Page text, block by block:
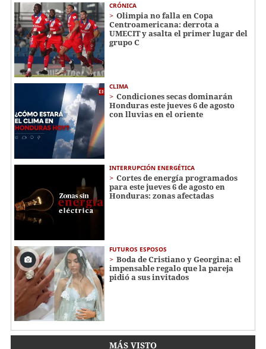
CRÓNICA
Olimpia no falla en Copa
Centroamericana: derrota a
UMECIT y asalta el primer lugar del
grupo C
CLIMA
Condiciones secas dominarán
Honduras este jueves 6 de agosto
con lluvias en el oriente
INTERRUPCIÓN ENERGÉTICA
Cortes de energía programados
para este jueves 6 de agosto en
Honduras: zonas afectadas
FUTUROS ESPOSOS
Boda de Cristiano y Georgina: el
impensable regalo que la pareja
pidió a sus invitados
MÁS VISTO